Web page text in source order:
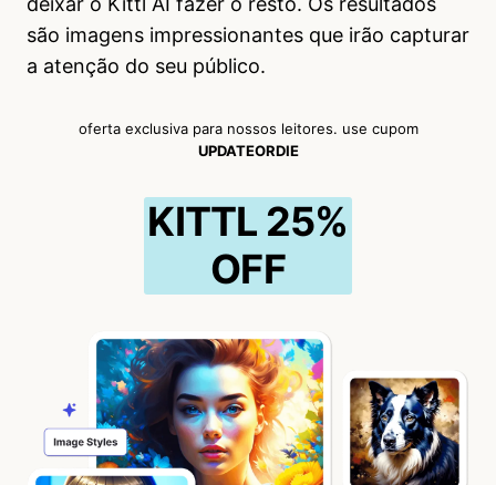
são imagens impressionantes que irão capturar
a atenção do seu público.
oferta exclusiva para nossos leitores. use cupom
UPDATEORDIE
KITTL 25%
OFF